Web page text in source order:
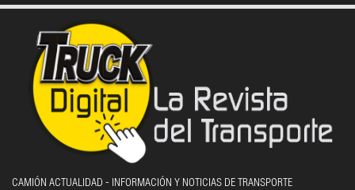
CAMIÓN ACTUALIDAD - INFORMACIÓN Y NOTICIAS DE TRANSPORTE